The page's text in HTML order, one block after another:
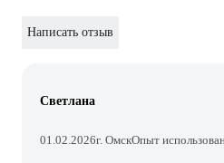
Написать отзыв
Светлана
01.02.2026г. ОмскОпыт